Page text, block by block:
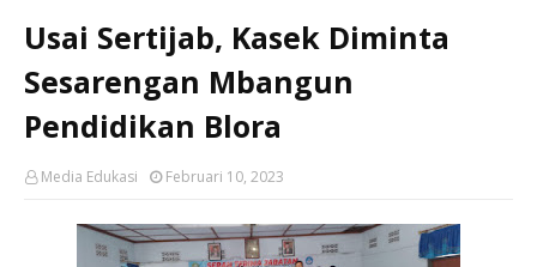
Usai Sertijab, Kasek Diminta
Sesarengan Mbangun
Pendidikan Blora
Media Edukasi Februari 10, 2023